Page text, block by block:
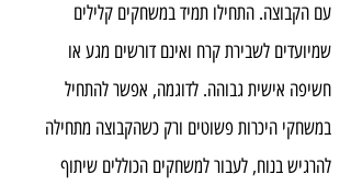
עם הקבוצה. התחילו תמיד במשחקים קלילים
שמיועדים לשבירת קרח ואינם דורשים מגע או
חשיפה אישית גבוהה. לדוגמה, אפשר להתחיל
במשחקי היכרות פשוטים ורק כשהקבוצה מתחילה
להרגיש בנוח, לעבור למשחקים הכוללים שיתוף